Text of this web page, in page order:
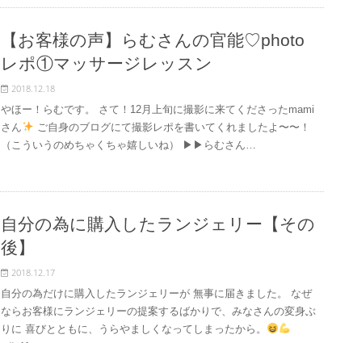
【お客様の声】らむさんの官能♡photo
レポ①マッサージレッスン
2018.12.18
やほー！らむです。 さて！12月上旬に撮影に来てくださったmami
さん
ご自身のブログにて撮影レポを書いてくれましたよ〜〜！
（こういうのめちゃくちゃ嬉しいね） ▶︎▶︎らむさん…
自分の為に購入したランジェリー【その
後】
2018.12.17
自分の為だけに購入したランジェリーが 無事に届きました。 なぜ
ならお客様にランジェリーの提案するばかりで、みなさんの変身ぶ
りに 喜びとともに、うらやましくなってしまったから。